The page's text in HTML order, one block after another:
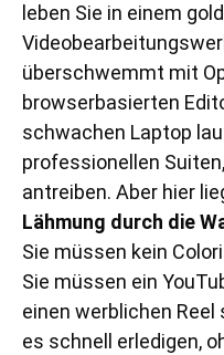
leben Sie in einem
überschwemmt mit
browserbasierten
schwachen Laptop
professionellen
antreiben. Aber hier
Lähmung durch die
Sie müssen kein
Sie müssen ein
einen werblichen Reel
es schnell erledigen,